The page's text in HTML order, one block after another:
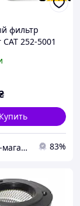
фильтр
252-5001
Купить
Интернет-магазин "Авто Эксперт Плюс" 83%